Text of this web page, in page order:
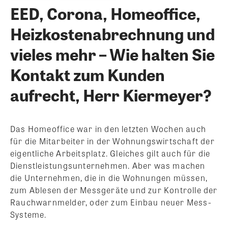
EED, Corona, Homeoffice,
Heizkostenabrechnung und
vieles mehr – Wie halten Sie
Kontakt zum Kunden
aufrecht, Herr Kiermeyer?
Das Homeoffice war in den letzten Wochen auch
für die Mitarbeiter in der Wohnungswirtschaft der
eigentliche Arbeitsplatz. Gleiches gilt auch für die
Dienstleistungsunternehmen. Aber was machen
die Unternehmen, die in die Wohnungen müssen,
zum Ablesen der Messgeräte und zur Kontrolle der
Rauchwarnmelder, oder zum Einbau neuer Mess-
Systeme.